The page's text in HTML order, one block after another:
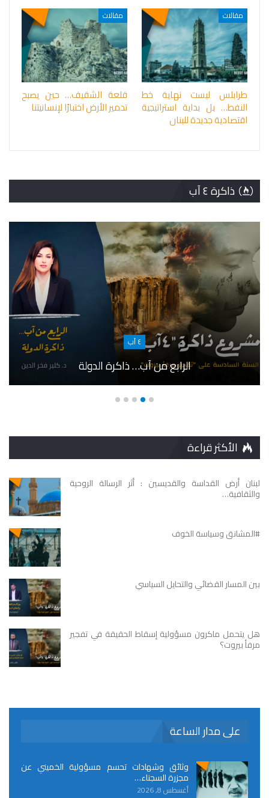
مقالات
طرابلس ليست نهاية خط
النفط… بل بداية استراتيجية
اقتصادية جديدة للبنان
مقالات
قلعة الشقيف… حين يصبح
تدمير الأرض اختبارًا لإنسانيتنا
ذاكرة ٤ آب
٤ آب
الرابع من آب… ذاكرة الدولة
الأكثر قراءة
لبنان أرض القداسة والقديسين : أثر الرسالة الروحية
والثقافية…
#المشانق وسياسة الخوف
بين المسار القضائي والتحايل السياسي
هل يتحمل ماكرون مسؤولية إسقاط الحقيقة في تفجير
مرفأ بيروت؟
على مدار الساعة
وثائق وشهادات تحسم مسؤولية الخميني عن
مجزرة السجناء…
أغسطس 8, 2026